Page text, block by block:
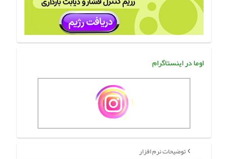
اوما در اینستاگرام
توضیحات نرم افزار